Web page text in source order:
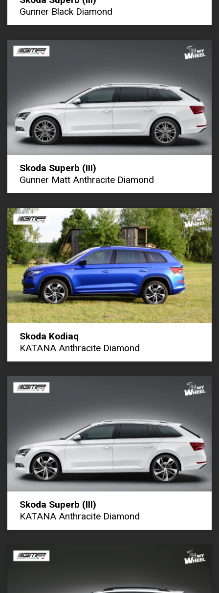
Gunner Black Diamond
Skoda Superb (III)
Gunner Matt Anthracite Diamond
Skoda Kodiaq
KATANA Anthracite Diamond
Skoda Superb (III)
KATANA Anthracite Diamond